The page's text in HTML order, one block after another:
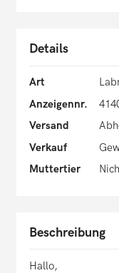
Details
Art
Anzeigennr.
Versand
Verkauf
Muttertier
Beschreibung
Hallo,